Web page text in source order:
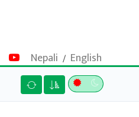
Nepali / English